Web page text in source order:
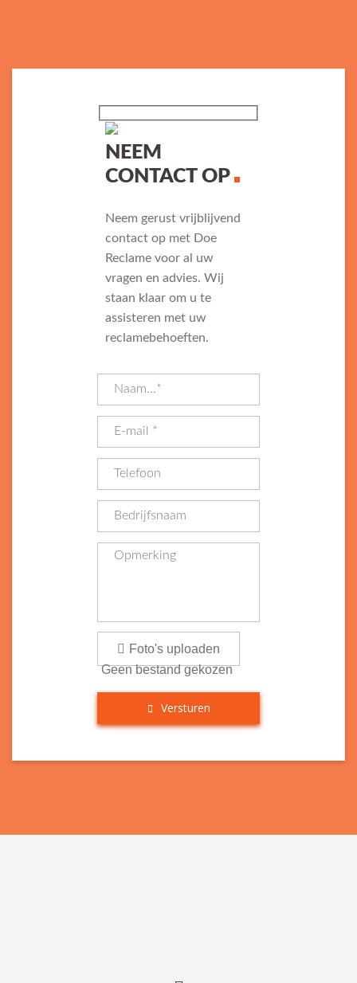
NEEM
CONTACT OP
Neem gerust vrijblijvend
contact op met Doe
Reclame voor al uw
vragen en advies. Wij
staan klaar om u te
assisteren met uw
reclamebehoeften.
Foto's uploaden
Geen bestand gekozen
Versturen